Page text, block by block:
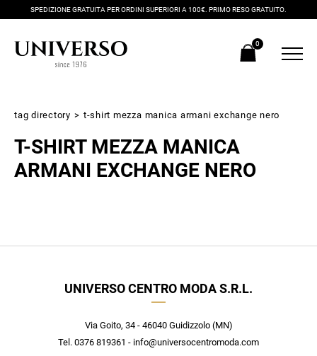
SPEDIZIONE GRATUITA PER ORDINI SUPERIORI A 100€. PRIMO RESO GRATUITO.
0
tag directory > t-shirt mezza manica armani exchange nero
T-SHIRT MEZZA MANICA
ARMANI EXCHANGE NERO
UNIVERSO CENTRO MODA S.R.L.
Via Goito, 34 - 46040 Guidizzolo (MN)
Tel. 0376 819361 - info@universocentromoda.com
Iscriviti alla newsletter
nuovi arrivi utilizzabile anche in negozio!
Crea il tuo stile grazie ai consigli dei nostri personal shopper e
scopri in anteprima le offerte in esclusiva a te riservate.
ISCRIVITI